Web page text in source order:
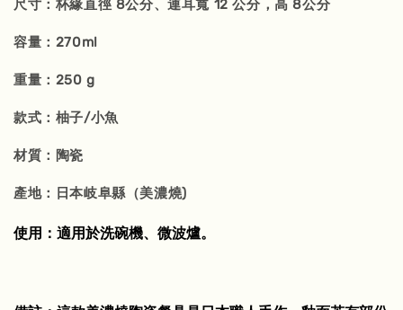
尺寸：杯緣直徑 8公分、連耳寬 12 公分，高 8公分
容量：270ml
重量：250 g
款式：柚子/小魚
材質：陶瓷
產地：日本岐阜縣（美濃燒)
使用：適用於洗碗機、微波爐。